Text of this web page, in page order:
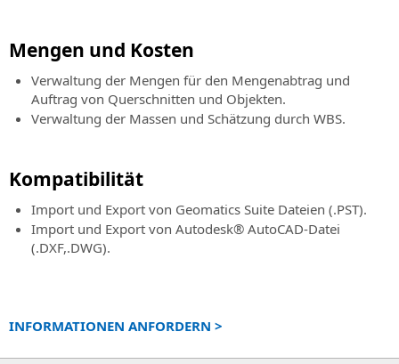
Mengen und Kosten
Verwaltung der Mengen für den Mengenabtrag und
Auftrag von Querschnitten und Objekten.
Verwaltung der Massen und Schätzung durch WBS.
Kompatibilität
Import und Export von Geomatics Suite Dateien (.PST).
Import und Export von Autodesk® AutoCAD-Datei
(.DXF,.DWG).
INFORMATIONEN ANFORDERN >